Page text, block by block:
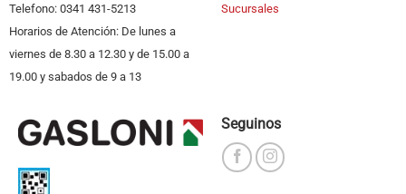
Telefono: 0341 431-5213
Horarios de Atención: De lunes a
viernes de 8.30 a 12.30 y de 15.00 a
19.00 y sabados de 9 a 13
Sucursales
Seguinos